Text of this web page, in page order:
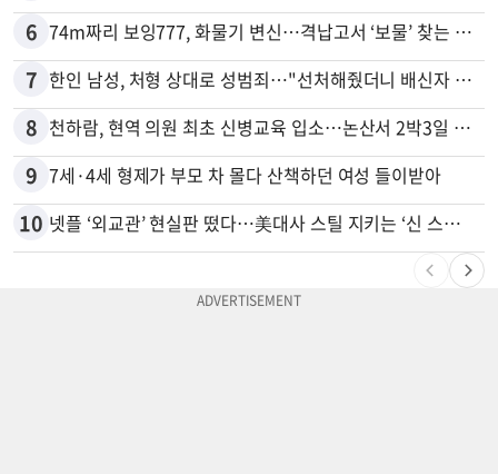
6 74m짜리 보잉777, 화물기 변신…격납고서 ‘보물’ 찾는 인천공항
7 한인 남성, 처형 상대로 성범죄…"선처해줬더니 배신자 취급"
8 천하람, 현역 의원 최초 신병교육 입소…논산서 2박3일 생활
9 7세·4세 형제가 부모 차 몰다 산책하던 여성 들이받아
10 넷플 ‘외교관’ 현실판 떴다…美대사 스틸 지키는 ‘신 스틸러’